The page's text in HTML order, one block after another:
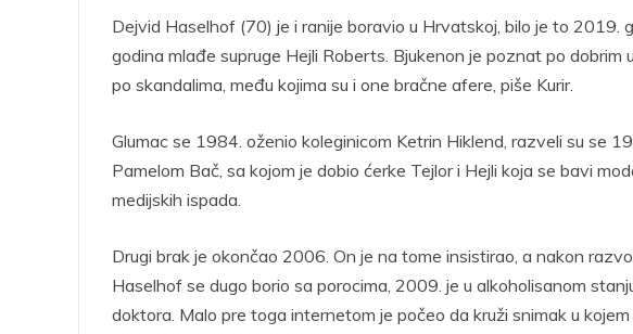
Dejvid Haselhof (70) je i ranije boravio u Hrvatskoj, bilo je to 2019.
godina mlađe supruge Hejli Roberts. Bjukenon je poznat po dobrim
po skandalima, među kojima su i one bračne afere, piše Kurir.
Glumac se 1984. oženio koleginicom Ketrin Hiklend, razveli su se
Pamelom Bač, sa kojom je dobio ćerke Tejlor i Hejli koja se bavi
medijskih ispada.
Drugi brak je okončao 2006. On je na tome insistirao, a nakon
Haselhof se dugo borio sa porocima, 2009. je u alkoholisanom
doktora. Malo pre toga internetom je počeo da kruži snimak u